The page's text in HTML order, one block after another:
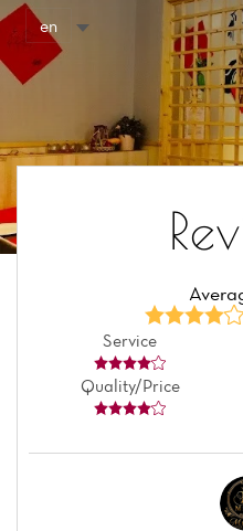
en
Service
Quality/Price